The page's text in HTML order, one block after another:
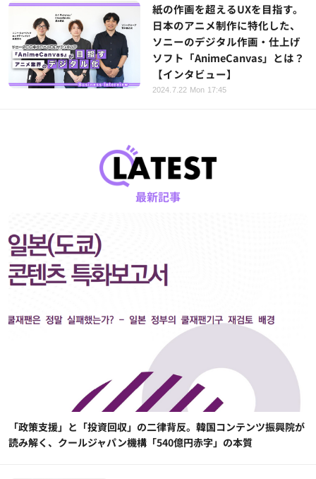
紙の作画を超えるUXを目指す。
日本のアニメ制作に特化した、
ソニーのデジタル作画・仕上げ
ソフト「AnimeCanvas」とは？
【インタビュー】
2024.7.22 Mon 17:45
最新記事
「政策支援」と「投資回収」の二律背反。韓国コンテンツ振興院が
読み解く、クールジャパン機構「540億円赤字」の本質